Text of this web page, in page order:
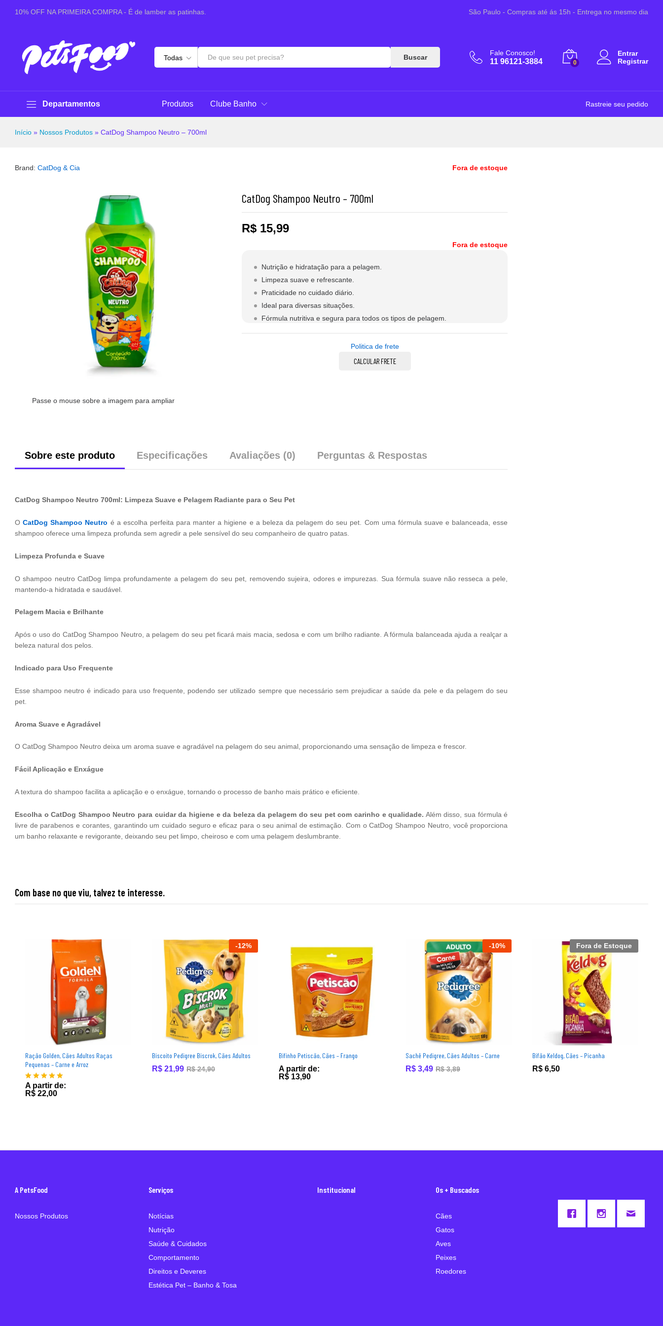
10% OFF NA PRIMEIRA COMPRA - É de lamber as patinhas. São Paulo - Compras até ás 15h - Entrega no mesmo dia
Todas Buscar
Fale Conosco!
11 96121-3884 0
Entrar
Registrar
Departamentos Produtos Clube Banho Rastreie seu pedido
Início » Nossos Produtos » CatDog Shampoo Neutro – 700ml
Brand: CatDog & Cia Fora de estoque
Passe o mouse sobre a imagem para ampliar
CatDog Shampoo Neutro – 700ml
R$15,99
Fora de estoque
Nutrição e hidratação para a pelagem.
Limpeza suave e refrescante.
Praticidade no cuidado diário.
Ideal para diversas situações.
Fórmula nutritiva e segura para todos os tipos de pelagem.
Politica de frete
CALCULAR FRETE
Sobre este produto Especificações Avaliações (0) Perguntas & Respostas
CatDog Shampoo Neutro 700ml: Limpeza Suave e Pelagem Radiante para o Seu Pet
OCatDog Shampoo Neutro é a escolha perfeita para manter a higiene e a beleza da pelagem do seu pet. Com uma fórmula suave e balanceada, esse
shampoo oferece uma limpeza profunda sem agredir a pele sensível do seu companheiro de quatro patas.
Limpeza Profunda e Suave
O shampoo neutro CatDog limpa profundamente a pelagem do seu pet, removendo sujeira, odores e impurezas. Sua fórmula suave não resseca a pele,
mantendo-a hidratada e saudável.
Pelagem Macia e Brilhante
Após o uso do CatDog Shampoo Neutro, a pelagem do seu pet ficará mais macia, sedosa e com um brilho radiante. A fórmula balanceada ajuda a realçar a
beleza natural dos pelos.
Indicado para Uso Frequente
Esse shampoo neutro é indicado para uso frequente, podendo ser utilizado sempre que necessário sem prejudicar a saúde da pele e da pelagem do seu
pet.
Aroma Suave e Agradável
O CatDog Shampoo Neutro deixa um aroma suave e agradável na pelagem do seu animal, proporcionando uma sensação de limpeza e frescor.
Fácil Aplicação e Enxágue
A textura do shampoo facilita a aplicação e o enxágue, tornando o processo de banho mais prático e eficiente.
Escolha o CatDog Shampoo Neutro para cuidar da higiene e da beleza da pelagem do seu pet com carinho e qualidade. Além disso, sua fórmula é
livre de parabenos e corantes, garantindo um cuidado seguro e eficaz para o seu animal de estimação. Com o CatDog Shampoo Neutro, você proporciona
um banho relaxante e revigorante, deixando seu pet limpo, cheiroso e com uma pelagem deslumbrante.
Com base no que viu, talvez te interesse.
Ração Golden, Cães Adultos Raças
Pequenas – Carne e Arroz
Avaliação
5.00
A partir de:
R$ 22,00
-12%
Biscoito Pedigree Biscrok, Cães Adultos
R$ 21,99 R$24,90
Bifinho Petiscão, Cães – Frango
A partir de:
R$ 13,90
-10%
Sachê Pedigree, Cães Adultos – Carne
R$ 3,49 R$3,89
Fora de Estoque
Bifão Keldog, Cães – Picanha
R$ 6,50
A PetsFood
Nossos Produtos
Serviços
Notícias
Nutrição
Saúde & Cuidados
Comportamento
Direitos e Deveres
Estética Pet – Banho & Tosa
Institucional Os + Buscados
Cães
Gatos
Aves
Peixes
Roedores
Sobre este produto Especificações Avaliações (0)